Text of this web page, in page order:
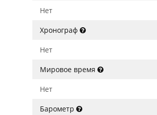
Нет
Хронограф
Нет
Мировое время
Нет
Барометр